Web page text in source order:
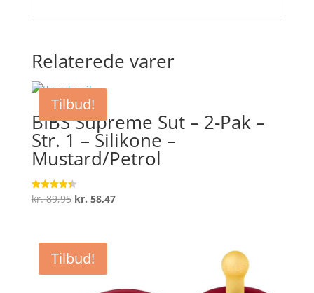
Relaterede varer
Tilbud!
BIBS Supreme Sut – 2-Pak –
Str. 1 – Silikone –
Mustard/Petrol
Vurderet
4.4
kr.89,95 Den
var:
kr. 89,95.
kr. 58,47Den
Tilbud!